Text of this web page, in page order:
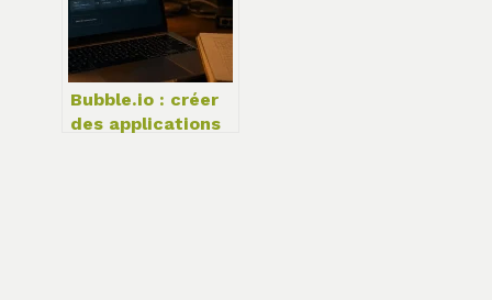
Bubble.io : créer
des applications